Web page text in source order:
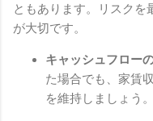
ともあります。リスクを
が大切です。
キャッシュフロー
た場合でも、家賃
を維持しましょう。